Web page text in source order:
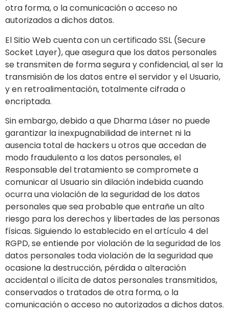
otra forma, o la comunicación o acceso no
autorizados a dichos datos.
El Sitio Web cuenta con un certificado SSL (Secure
Socket Layer), que asegura que los datos personales
se transmiten de forma segura y confidencial, al ser la
transmisión de los datos entre el servidor y el Usuario,
y en retroalimentación, totalmente cifrada o
encriptada.
Sin embargo, debido a que Dharma Láser no puede
garantizar la inexpugnabilidad de internet ni la
ausencia total de hackers u otros que accedan de
modo fraudulento a los datos personales, el
Responsable del tratamiento se compromete a
comunicar al Usuario sin dilación indebida cuando
ocurra una violación de la seguridad de los datos
personales que sea probable que entrañe un alto
riesgo para los derechos y libertades de las personas
físicas. Siguiendo lo establecido en el artículo 4 del
RGPD, se entiende por violación de la seguridad de los
datos personales toda violación de la seguridad que
ocasione la destrucción, pérdida o alteración
accidental o ilícita de datos personales transmitidos,
conservados o tratados de otra forma, o la
comunicación o acceso no autorizados a dichos datos.